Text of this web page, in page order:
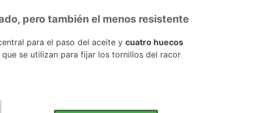
pero también el menos resistente
para el paso del aceite ycuatro huecos
que se utilizan para fijar los tornillos del racor